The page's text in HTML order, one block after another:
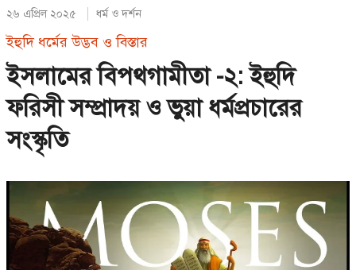
২৬ এপ্রিল ২০২৫ ধর্ম ও দর্শন
ইহুদি ধর্মের উদ্ভব ও বিস্তার
ইসলামের বিপথগামীতা -২: ইহুদি
ফরিসী সম্প্রাদয় ও ভুয়া ধর্মপ্রচারের
সংস্কৃতি